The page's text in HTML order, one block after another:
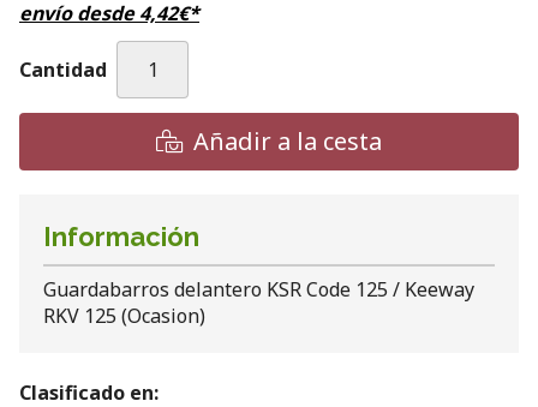
envío desde4,42€*
Cantidad
Añadir a la cesta
Información
Guardabarros delantero KSR Code 125 / Keeway
RKV 125 (Ocasion)
Clasificado en: